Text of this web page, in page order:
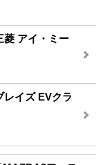
アイ・ミー
イズ EVクラ